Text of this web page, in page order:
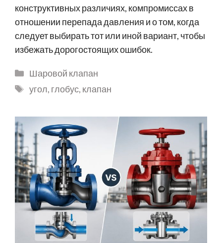
конструктивных различиях, компромиссах в
отношении перепада давления и о том, когда
следует выбирать тот или иной вариант, чтобы
избежать дорогостоящих ошибок.
Шаровой клапан
угол, глобус, клапан